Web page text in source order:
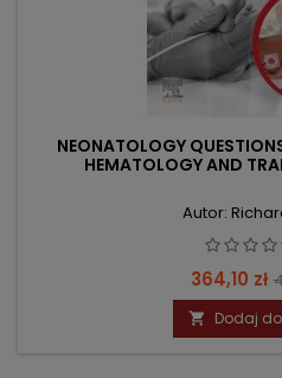
NEONATOLOGY
HEMATOLOGY AND
Autor:
Cena
364,10 zł
 Dodaj